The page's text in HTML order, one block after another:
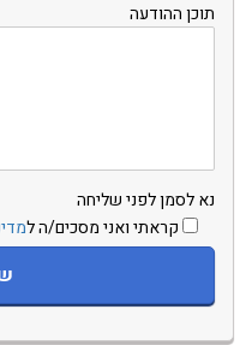
תוכן ההודעה
נא לסמן לפני שליחה
קראתי ואני מסכים/ה ל